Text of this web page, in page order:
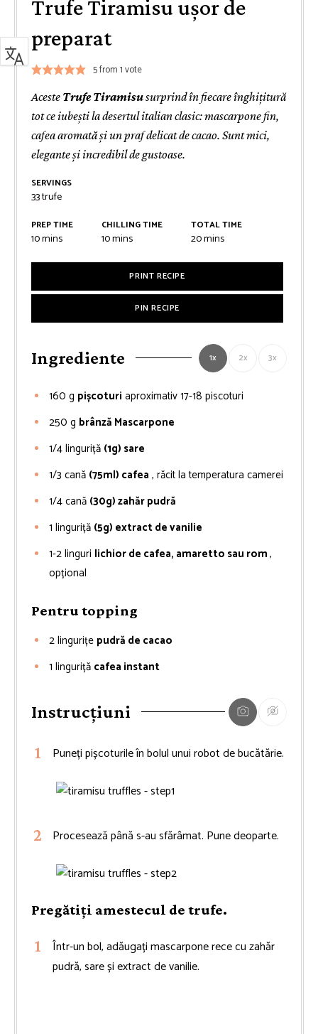
Trufe Tiramisu ușor de
preparat
5from 1 vote
Aceste Trufe Tiramisusurprind în fiecare înghițitură
tot ce iubești la desertul italian clasic: mascarpone fin,
cafea aromată și un praf delicat de cacao. Sunt mici,
elegante și incredibil de gustoase.
SERVINGS
33trufe
PREP TIME
10minutes
mins
CHILLING TIME
10minutes
mins
TOTAL TIME
20minutes
mins
PRINT RECIPE
PIN RECIPE
Ingrediente 1x 2x 3x
160 g pișcoturi aproximativ 17-18 piscoturi
250 g brânză Mascarpone
1/4linguriță (1g) sare
1/3 cană (75ml) cafea , răcit la temperatura camerei
1/4cană (30g) zahăr pudră
1 linguriță (5g) extract de vanilie
1-2linguri lichior de cafea, amaretto sau rom,
opțional
Pentru topping
2lingurițe pudră de cacao
1 linguriță cafea instant
Instrucțiuni
Puneți pișcoturile în bolul unui robot de bucătărie.
Procesează până s-au sfărâmat. Pune deoparte.
Pregătiți amestecul de trufe.
Într-un bol, adăugați mascarpone rece cu zahăr
pudră, sare și extract de vanilie.